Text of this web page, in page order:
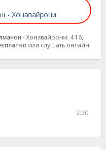
- Хонавайрони
- Хонавайрони: 4:16,
или слушать онлайн!
2:30